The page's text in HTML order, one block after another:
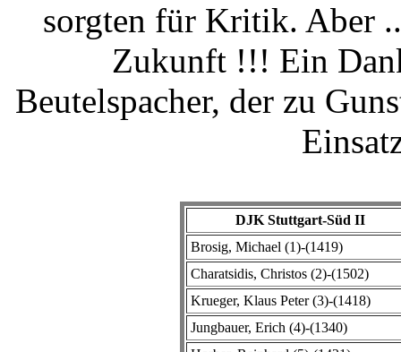
sorgten für Kritik. Aber
Zukunft !!! Ein
Beutelspacher, der zu
DJK Stuttgart-Süd II
Brosig, Michael (1)-(1419)
Charatsidis, Christos (2)-(1502)
Krueger, Klaus Peter (3)-(1418)
Jungbauer, Erich (4)-(1340)